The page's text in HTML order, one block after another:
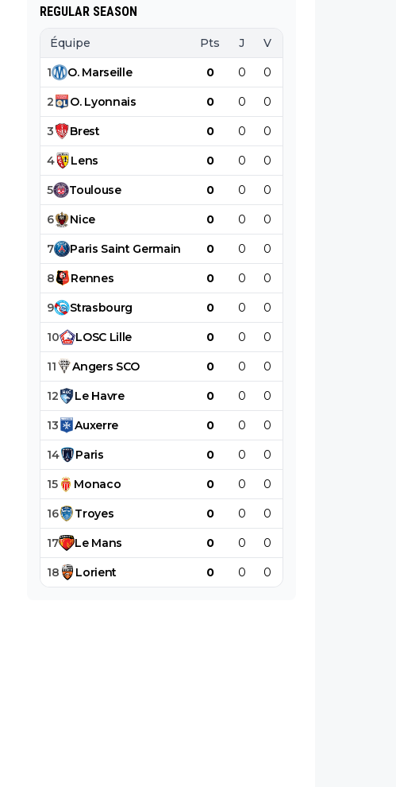
dans le long terme... et avec , seulement
avec , une équipe régulière ça finira par
payer, mais là pour l'instant, ???
REGULAR SEASON
Équipe Pts J V
1 O. Marseille 0 0 0
2 O. Lyonnais 0 0 0
3 Brest 0 0 0
4 Lens 0 0 0
5 Toulouse 0 0 0
6 Nice 0 0 0
7 Paris Saint Germain 0 0 0
8 Rennes 0 0 0
9 Strasbourg 0 0 0
10 LOSC Lille 0 0 0
11 Angers SCO 0 0 0
12 Le Havre 0 0 0
13 Auxerre 0 0 0
14 Paris 0 0 0
15 Monaco 0 0 0
16 Troyes 0 0 0
17 Le Mans 0 0 0
18 Lorient 0 0 0